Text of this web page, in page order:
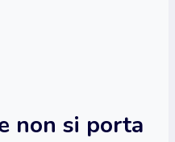
non si porta